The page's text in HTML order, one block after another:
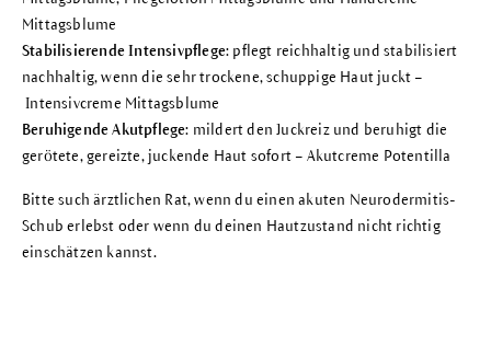
Mittagsblume
Stabilisierende Intensivpflege: pflegt reichhaltig und stabilisiert
nachhaltig, wenn die sehr trockene, schuppige Haut juckt –
Intensivcreme Mittagsblume
Beruhigende Akutpflege: mildert den Juckreiz und beruhigt die
gerötete, gereizte, juckende Haut sofort – Akutcreme Potentilla
Bitte such ärztlichen Rat, wenn du einen akuten Neurodermitis-
Schub erlebst oder wenn du deinen Hautzustand nicht richtig
einschätzen kannst.